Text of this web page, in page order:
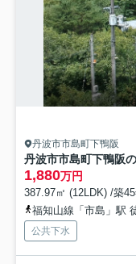
丹波市市島町下鴨阪
丹波市市島町下鴨阪
1,880万円
387.97㎡ (12LDK) /築
福知山線「市島」駅
公共下水